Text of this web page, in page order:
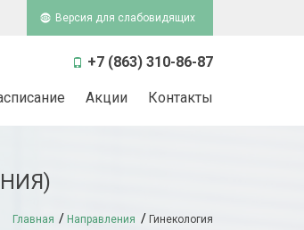
Версия для слабовидящих
+7 (863) 310-86-87
Акции Контакты
Главная Направления Гинекология